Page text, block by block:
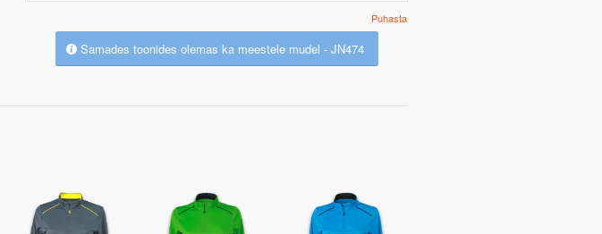
Puhasta
Samades toonides olemas ka meestele mudel - JN474